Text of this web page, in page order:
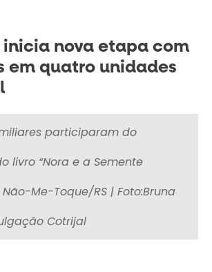
nova etapa com
em quatro unidades
participaram do
livro “Nora e a Semente
Me-Toque/RS | Foto:Bruna
Cotrijal